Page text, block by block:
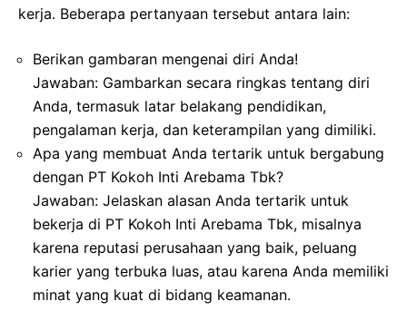
kerja. Beberapa pertanyaan tersebut antara lain:
Berikan gambaran mengenai diri Anda!
Jawaban: Gambarkan secara ringkas tentang diri
Anda, termasuk latar belakang pendidikan,
pengalaman kerja, dan keterampilan yang dimiliki.
Apa yang membuat Anda tertarik untuk bergabung
dengan PT Kokoh Inti Arebama Tbk?
Jawaban: Jelaskan alasan Anda tertarik untuk
bekerja di PT Kokoh Inti Arebama Tbk, misalnya
karena reputasi perusahaan yang baik, peluang
karier yang terbuka luas, atau karena Anda memiliki
minat yang kuat di bidang keamanan.